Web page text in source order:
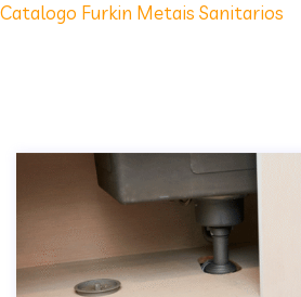
Catalogo Furkin Metais Sanitarios